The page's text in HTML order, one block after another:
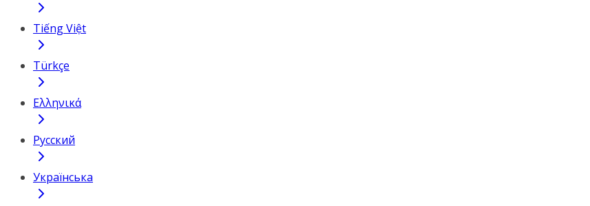
Tiếng Việt
Türkçe
Ελληνικά
Русский
Українська